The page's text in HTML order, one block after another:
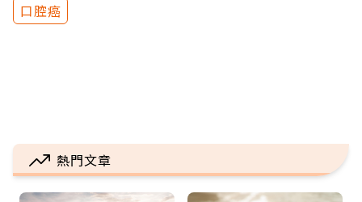
口腔癌
熱門文章